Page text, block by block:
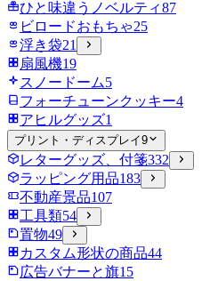
ひと味違うノベルティ87
ビロードおもちゃ25
浮き袋21
扇風機19
スノードーム5
フォーチューンクッキー4
アヒルグッズ1
プリント・ディスプレイ9
レターグッズ、付箋332
ラッピング用品183
不動産景品107
工具類54
置物49
カスタム形状の商品44
広告バナーと旗15